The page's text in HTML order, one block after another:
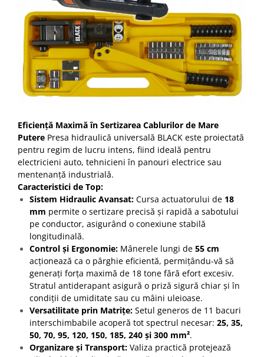
Eficiență Maximă în Sertizarea Cablurilor de Mare
Putere Presa hidraulică universală BLACK este proiectată
pentru regim de lucru intens, fiind ideală pentru
electricieni auto, tehnicieni în panouri electrice sau
mentenanță industrială.
Caracteristici de Top:
Sistem Hidraulic Avansat: Cursa actuatorului de 18
mm permite o sertizare precisă și rapidă a sabotului
pe conductor, asigurând o conexiune stabilă
longitudinală.
Control și Ergonomie: Mânerele lungi de 55 cm
acționează ca o pârghie eficientă, permițându-vă să
generați forța maximă de 18 tone fără efort excesiv.
Stratul antiderapant asigură o priză sigură chiar și în
condiții de umiditate sau cu mâini uleioase.
Versatilitate prin Matrițe: Setul generos de 11 bacuri
interschimbabile acoperă tot spectrul necesar: 25, 35,
50, 70, 95, 120, 150, 185, 240 și 300 mm².
Organizare și Transport: Valiza practică protejează